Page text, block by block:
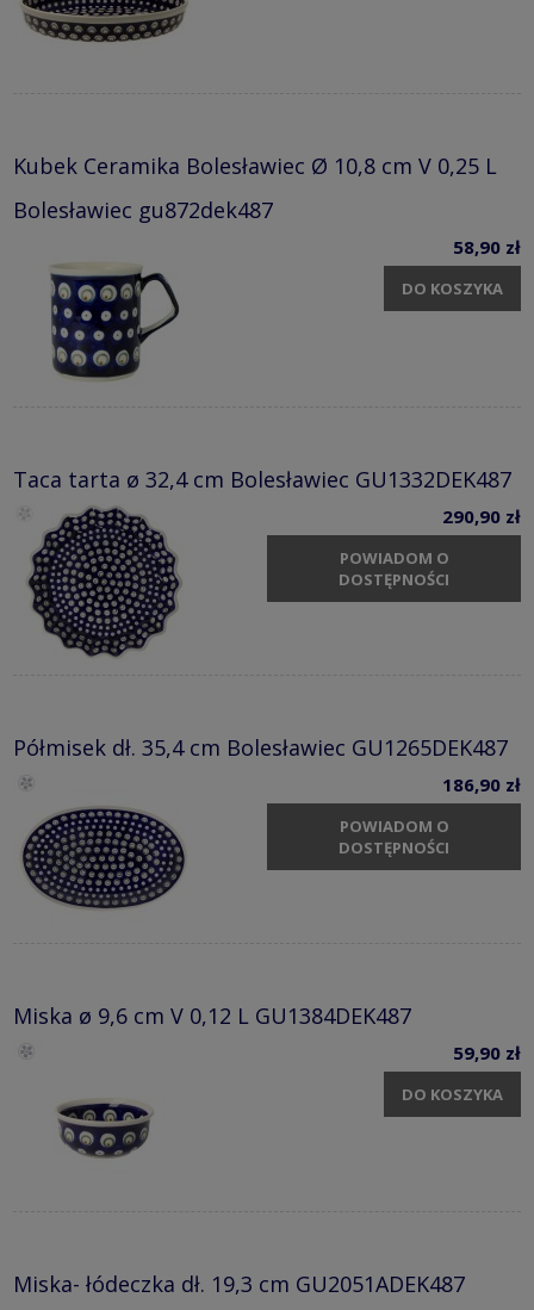
Kubek Ceramika Bolesławiec Ø 10,8 cm V 0,25 L
Bolesławiec gu872dek487
58,90 zł
DO KOSZYKA
Taca tarta ø 32,4 cm Bolesławiec GU1332DEK487
290,90 zł
POWIADOM O
DOSTĘPNOŚCI
Półmisek dł. 35,4 cm Bolesławiec GU1265DEK487
186,90 zł
POWIADOM O
DOSTĘPNOŚCI
Miska ø 9,6 cm V 0,12 L GU1384DEK487
59,90 zł
DO KOSZYKA
Miska- łódeczka dł. 19,3 cm GU2051ADEK487